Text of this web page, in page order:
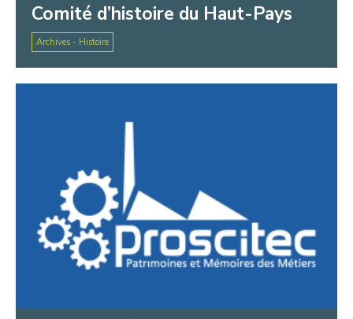
Comité d’histoire du Haut-Pays
Archives - Histoire